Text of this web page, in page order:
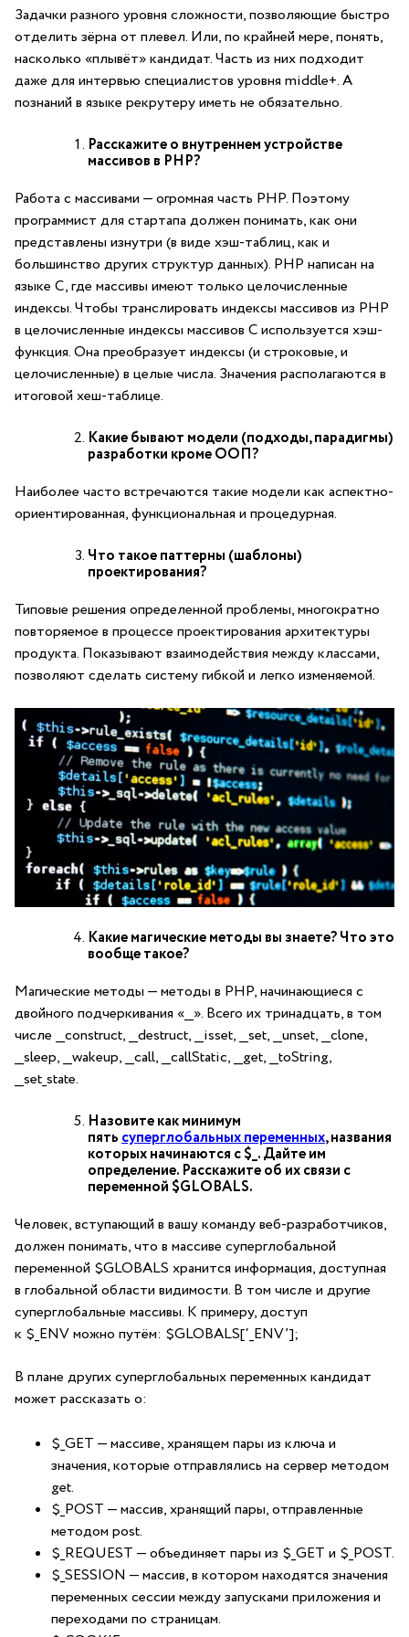
Задачки разного уровня сложности, позволяющие быстро
отделить зёрна от плевел. Или, по крайней мере, понять,
насколько «плывёт» кандидат. Часть из них подходит
даже для интервью специалистов уровня middle+. А
познаний в языке рекрутеру иметь не обязательно.
Расскажите о внутреннем устройстве
массивов в PHP?
Работа с массивами — огромная часть PHP. Поэтому
программист для стартапа должен понимать, как они
представлены изнутри (в виде хэш-таблиц, как и
большинство других структур данных). PHP написан на
языке C, где массивы имеют только целочисленные
индексы. Чтобы транслировать индексы массивов из PHP
в целочисленные индексы массивов C используется хэш-
функция. Она преобразует индексы (и строковые, и
целочисленные) в целые числа. Значения располагаются в
итоговой хеш-таблице.
Какие бывают модели (подходы, парадигмы)
разработки кроме ООП?
Наиболее часто встречаются такие модели как аспектно-
ориентированная, функциональная и процeдурная.
Что такое паттерны (шаблоны)
проектирования?
Типовые решения определенной проблемы, многократно
повторяемое в процессе проектирования архитектуры
продукта. Показывают взаимодействия между классами,
позволяют сделать систему гибкой и легко изменяемой.
Какие магические методы вы знаете? Что это
вообще такое?
Магические методы — методы в PHP, начинающиеся с
двойного подчеркивания «__». Всего их тринадцать, в том
числе __construct, __destruct, __isset, __set, __unset, __clone,
__sleep, __wakeup, __call, __callStatic, __get, __toString,
__set_state.
Назовите как минимум
пятьсуперглобальных переменных, названия
которых начинаются с $_. Дайте им
определение. Расскажите об их связи с
переменной $GLOBALS.
Человек, вступающий в вашу команду веб-разработчиков,
должен понимать, что в массиве суперглобальной
переменной $GLOBALS хранится информация, доступная
в глобальной области видимости. В том числе и другие
суперглобальные массивы. К примеру, доступ
к $_ENV можно путём: $GLOBALS[‘_ENV’];
В плане других суперглобальных переменных кандидат
может рассказать о:
$_GET — массиве, хранящем пары из ключа и
значения, которые отправлялись на сервер методом
get.
$_POST — массив, хранящий пары, отправленные
методом post.
$_REQUEST — объединяет пары из $_GET и $_POST.
$_SESSION — массив, в котором находятся значения
переменных сессии между запусками приложения и
переходами по страницам.